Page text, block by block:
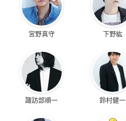
宮野真守 下野紘
諏訪部順一 鈴村健一